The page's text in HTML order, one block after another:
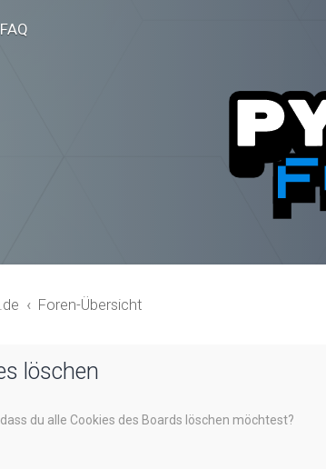
FAQ
Foren-Übersicht
löschen
du alle Cookies des Boards löschen möchtest?